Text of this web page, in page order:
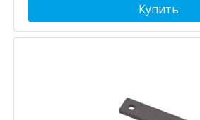
Купить